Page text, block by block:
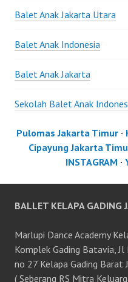
Balet Anak Jakarta Utara
Balet Anak Indonesia
Balet Anak Jakarta
Sekolah Balet Anak
Pulomas Jakarta Timur·
Cipayung Jakarta
INSTAGRAM ·
BALLET KELAPA GADING
Marlupi Dance Academy
Komplek Gading Batavia,
no 27 Kelapa Gading Barat
( Seberang RS Mitra